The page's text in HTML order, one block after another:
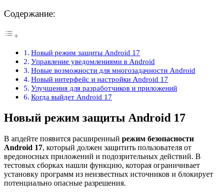
Содержание:
Новый режим защиты Android 17
Управление уведомлениями в Android
Новые возможности для многозадачности Android
Новый интерфейс и настройки Android 17
Улучшения для разработчиков и приложений
Когда выйдет Android 17
Новый режим защиты Android 17
В апдейте появится расширенный режим безопасности
Android 17, который должен защитить пользователя от
вредоносных приложений и подозрительных действий. В
тестовых сборках нашли функцию, которая ограничивает
установку программ из неизвестных источников и блокирует
потенциально опасные разрешения.